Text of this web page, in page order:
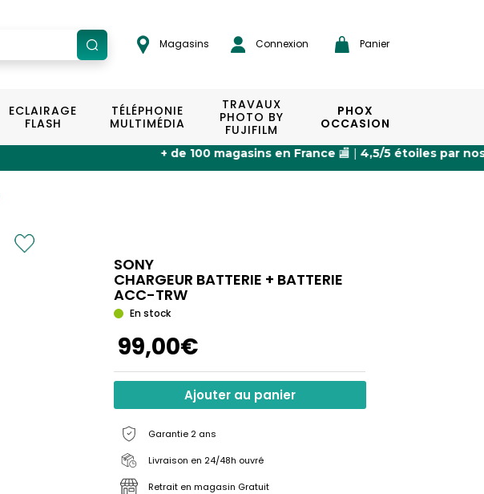
Magasins Connexion Panier
ECLAIRAGE
FLASH
TÉLÉPHONIE
MULTIMÉDIA
TRAVAUX
PHOTO BY
FUJIFILM
PHOX
OCCASION
+ de 100 magasins en France🏬 |4,5/5 étoiles par nos clients⭐ |
SONY
CHARGEUR BATTERIE + BATTERIE
ACC-TRW
En stock
99,00€
Ajouter au panier
Garantie 2 ans
Livraison en 24/48h ouvré
Retrait en magasin Gratuit